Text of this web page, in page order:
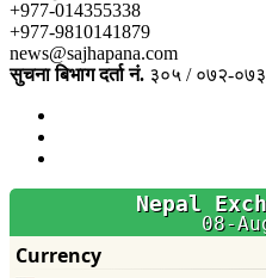
+977-014355338
+977-9810141879
news@sajhapana.com
सुचना बिभाग दर्ता नं. ३०५ / ०७२-०७३